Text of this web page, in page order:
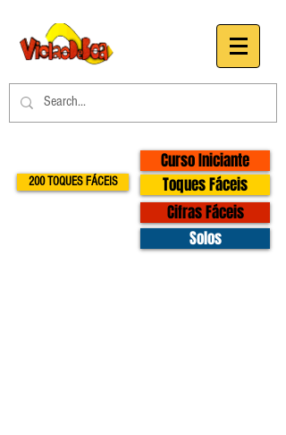
200 TOQUES FÁCEIS
Curso Iniciante
Toques Fáceis
Cifras Fáceis
Solos